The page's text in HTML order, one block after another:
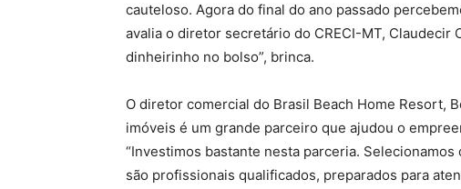
cauteloso. Agora do final do ano passado
avalia o diretor secretário do CRECI-MT, Claudecir
dinheirinho no bolso”, brinca.
O diretor comercial do Brasil Beach Home Resort,
imóveis é um grande parceiro que ajudou o
“Investimos bastante nesta parceria.
são profissionais qualificados, preparados para